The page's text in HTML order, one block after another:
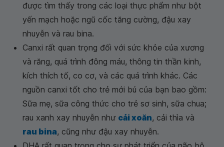
được tìm thấy trong các loại thực phẩm như bột
yến mạch hoặc ngũ cốc tăng cường, đậu xay
nhuyễn và rau bina.
Canxi rất quan trọng đối với sức khỏe của xương
và răng, quá trình đông máu, thông tin thần kinh,
kích thích tố, co cơ, và các quá trình khác. Các
nguồn canxi tốt cho trẻ mới bú của bạn bao gồm:
Sữa mẹ, sữa công thức cho trẻ sơ sinh, sữa chua;
rau xanh xay nhuyễn như cải xoăn, cải thìa và
rau bina, cũng như đậu xay nhuyễn.